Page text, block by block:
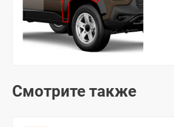
Смотрите также